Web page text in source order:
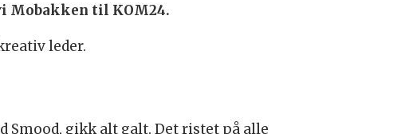
Mobakken til KOM24.
leder.
Smood, gikk alt galt. Det ristet på alle